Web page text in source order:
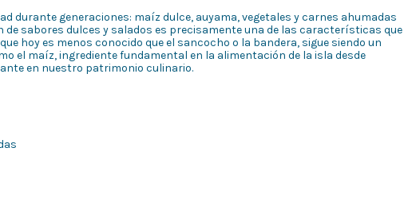
durante generaciones: maíz dulce, auyama, vegetales y carnes ahumadas
sabores dulces y salados es precisamente una de las características que
hoy es menos conocido que el sancocho o la bandera, sigue siendo un
el maíz, ingrediente fundamental en la alimentación de la isla desde
en nuestro patrimonio culinario.